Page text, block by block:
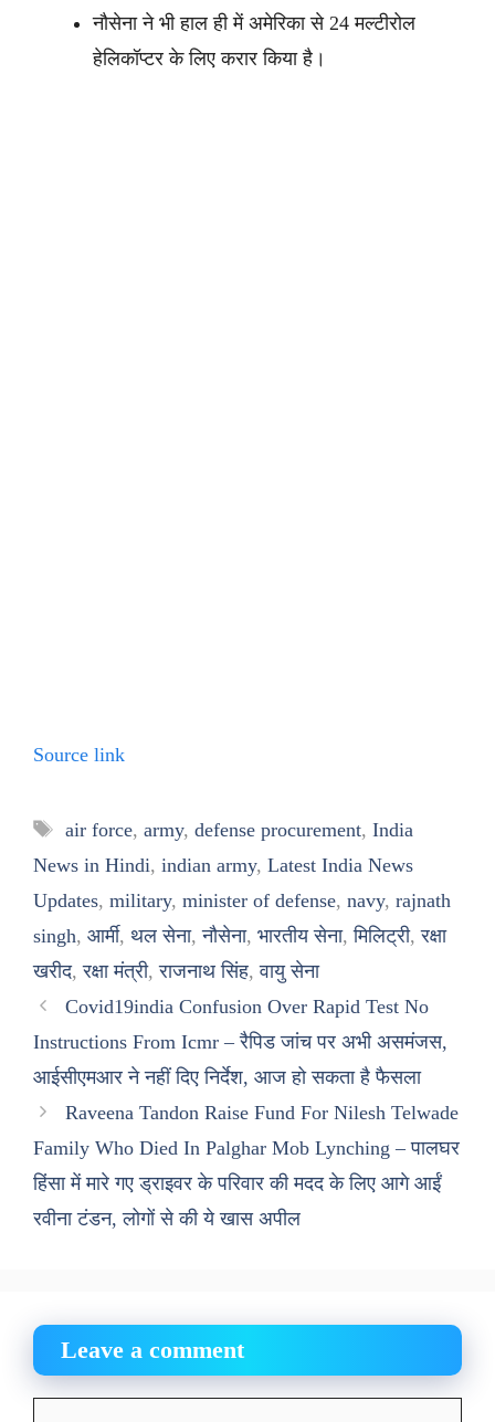
नौसेना ने भी हाल ही में अमेरिका से 24 मल्टीरोल
हेलिकॉप्टर के लिए करार किया है।
Source link
Tags
air force, army, defense procurement, India
News in Hindi, indian army, Latest India News
Updates, military, minister of defense, navy, rajnath
singh, आर्मी, थल सेना,नौसेना, भारतीय सेना,मिलिट्री,रक्षा
खरीद,रक्षा मंत्री,राजनाथ सिंह,वायु सेना
Covid19india Confusion Over Rapid Test No
Instructions From Icmr – रैपिड जांच पर अभी असमंजस,
आईसीएमआर ने नहीं दिए निर्देश, आज हो सकता है फैसला
Raveena Tandon Raise Fund For Nilesh Telwade
Family Who Died In Palghar Mob Lynching – पालघर
हिंसा में मारे गए ड्राइवर के परिवार की मदद के लिए आगे आईं
रवीना टंडन, लोगों से की ये खास अपील
Leave a comment